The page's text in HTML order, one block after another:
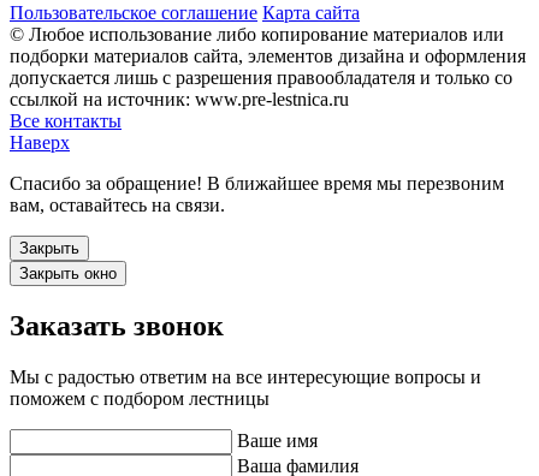
Пользовательское соглашение Карта сайта
© Любое использование либо копирование материалов или
подборки материалов сайта, элементов дизайна и оформления
допускается лишь с разрешения правообладателя и только со
ссылкой на источник: www.pre-lestnica.ru
Все контакты
Наверх
Спасибо за обращение! В ближайшее время мы перезвоним
вам, оставайтесь на связи.
Закрыть
Закрыть окно
Заказать звонок
Мы с радостью ответим на все интересующие вопросы и
поможем с подбором лестницы
Ваше имя
Ваша фамилия